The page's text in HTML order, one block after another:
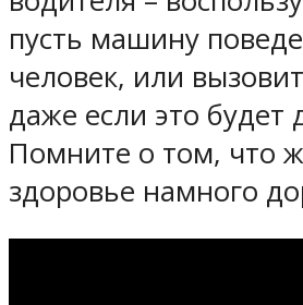
пусть машину
человек, или
даже если это будет
Помните о том, что
здоровье намного